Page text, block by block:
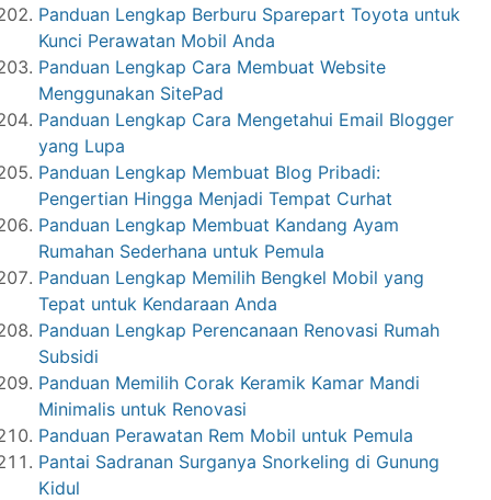
Panduan Lengkap Berburu Sparepart Toyota untuk
Kunci Perawatan Mobil Anda
Panduan Lengkap Cara Membuat Website
Menggunakan SitePad
Panduan Lengkap Cara Mengetahui Email Blogger
yang Lupa
Panduan Lengkap Membuat Blog Pribadi:
Pengertian Hingga Menjadi Tempat Curhat
Panduan Lengkap Membuat Kandang Ayam
Rumahan Sederhana untuk Pemula
Panduan Lengkap Memilih Bengkel Mobil yang
Tepat untuk Kendaraan Anda
Panduan Lengkap Perencanaan Renovasi Rumah
Subsidi
Panduan Memilih Corak Keramik Kamar Mandi
Minimalis untuk Renovasi
Panduan Perawatan Rem Mobil untuk Pemula
Pantai Sadranan Surganya Snorkeling di Gunung
Kidul